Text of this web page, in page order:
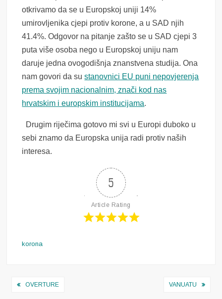
otkrivamo da se u Europskoj uniji 14%
umirovljenika cjepi protiv korone, a u SAD njih
41.4%. Odgovor na pitanje zašto se u SAD cjepi 3
puta više osoba nego u Europskoj uniju nam
daruje jedna ovogodišnja znanstvena studija. Ona
nam govori da sustanovnici EU puni nepovjerenja
prema svojim nacionalnim, znači kod nas
hrvatskim i europskim institucijama.
Drugim riječima gotovo mi svi u Europi duboko u
sebi znamo da Europska unija radi protiv naših
interesa.
5
Article Rating
korona
Navigacija
OVERTURE VANUATU